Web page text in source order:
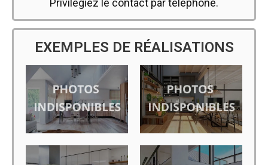
Privilégiez le contact par téléphone.
EXEMPLES DE RÉALISATIONS